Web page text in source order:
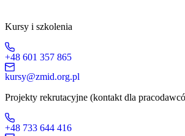
Kursy i szkolenia
+48 601 357 865
kursy@zmid.org.pl
Projekty rekrutacyjne (kontakt dla
+48 733 644 416